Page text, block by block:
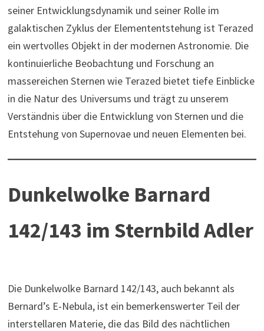
seiner Entwicklungsdynamik und seiner Rolle im
galaktischen Zyklus der Elemententstehung ist Terazed
ein wertvolles Objekt in der modernen Astronomie. Die
kontinuierliche Beobachtung und Forschung an
massereichen Sternen wie Terazed bietet tiefe Einblicke
in die Natur des Universums und trägt zu unserem
Verständnis über die Entwicklung von Sternen und die
Entstehung von Supernovae und neuen Elementen bei.
Dunkelwolke Barnard
142/143 im Sternbild Adler
Die Dunkelwolke Barnard 142/143, auch bekannt als
Bernard’s E-Nebula, ist ein bemerkenswerter Teil der
interstellaren Materie, die das Bild des nächtlichen